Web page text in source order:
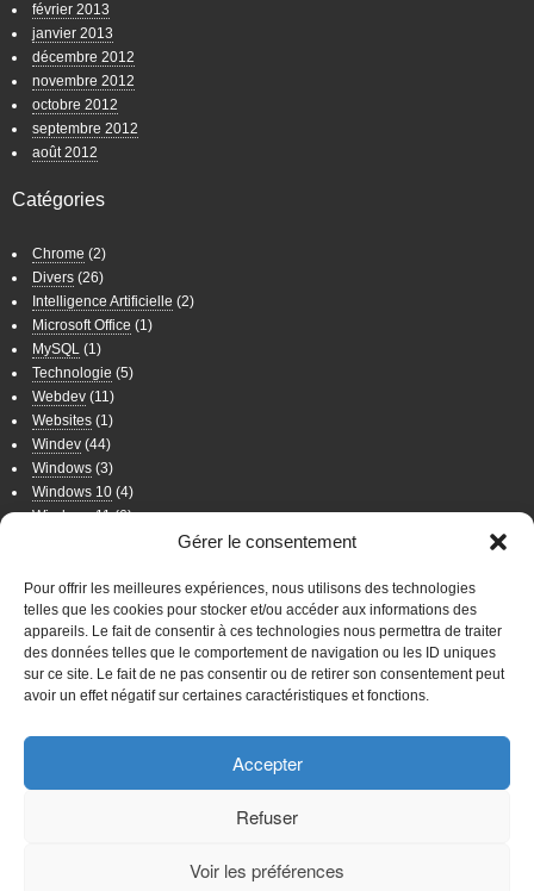
Gérer le consentement
Pour offrir les meilleures expériences, nous utilisons des technologies
telles que les cookies pour stocker et/ou accéder aux informations des
appareils. Le fait de consentir à ces technologies nous permettra de traiter
des données telles que le comportement de navigation ou les ID uniques
sur ce site. Le fait de ne pas consentir ou de retirer son consentement peut
avoir un effet négatif sur certaines caractéristiques et fonctions.
Accepter
Refuser
Voir les préférences
février 2013
janvier 2013
décembre 2012
novembre 2012
octobre 2012
septembre 2012
août 2012
Catégories
Chrome (2)
Divers (26)
Intelligence Artificielle (2)
Microsoft Office (1)
MySQL (1)
Technologie (5)
Webdev (11)
Websites (1)
Windev (44)
Windows (3)
Windows 10 (4)
Windows 11(6)
Wordpress(8)
WordPress
Connexion
confidentialité
Marketed By Neil Patel